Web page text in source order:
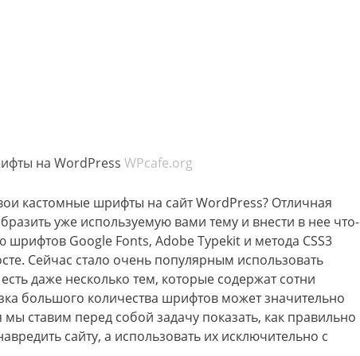
на WordPress WPcafe.org
кастомные шрифты на сайт WordPress? Отличная
уже используемую вами тему и внести в нее что-
шрифтов Google Fonts, Adobe Typekit и метода CSS3
Сейчас стало очень популярным использовать
даже несколько тем, которые содержат сотни
большого количества шрифтов может значительно
ставим перед собой задачу показать, как правильно
сайту, а использовать их исключительно с